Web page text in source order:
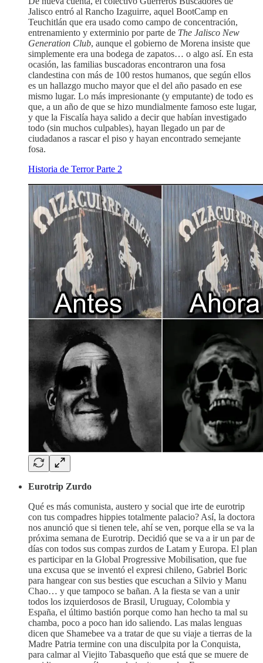
Jalisco entró al Rancho Izaguirre, aquel BootCamp en
Teuchitlán que era usado como campo de concentración,
entrenamiento y exterminio por parte de The Jalisco New
Generation Club, aunque el gobierno de Morena insiste que
simplemente era una bodega de zapatos… o algo así. En esta
ocasión, las familias buscadoras encontraron una fosa
clandestina con más de 100 restos humanos, que según ellos
es un hallazgo mucho mayor que el del año pasado en ese
mismo lugar. Lo más impresionante (y emputante) de todo es
que, a un año de que se hizo mundialmente famoso este lugar,
y que la Fiscalía haya salido a decir que habían investigado
todo (sin muchos culpables), hayan llegado un par de
ciudadanos a rascar el piso y hayan encontrado semejante
fosa.
Historia de Terror Parte 2
Eurotrip Zurdo
Qué es más comunista, austero y social que irte de eurotrip
con tus compadres hippies totalmente palacio? Así, la doctora
nos anunció que si tienen tele, ahí se ven, porque ella se va la
próxima semana de Eurotrip. Decidió que se va a ir un par de
días con todos sus compas zurdos de Latam y Europa. El plan
es participar en la Global Progressive Mobilisation, que fue
una excusa que se inventó el expresi chileno, Gabriel Boric
para hangear con sus besties que escuchan a Silvio y Manu
Chao… y que tampoco se bañan. A la fiesta se van a unir
todos los izquierdosos de Brasil, Uruguay, Colombia y
España, el último bastión porque como han hecho ta mal su
chamba, poco a poco han ido saliendo. Las malas lenguas
dicen que Shamebee va a tratar de que su viaje a tierras de la
Madre Patria termine con una disculpita por la Conquista,
para calmar al Viejito Tabasqueño que está que se muere de